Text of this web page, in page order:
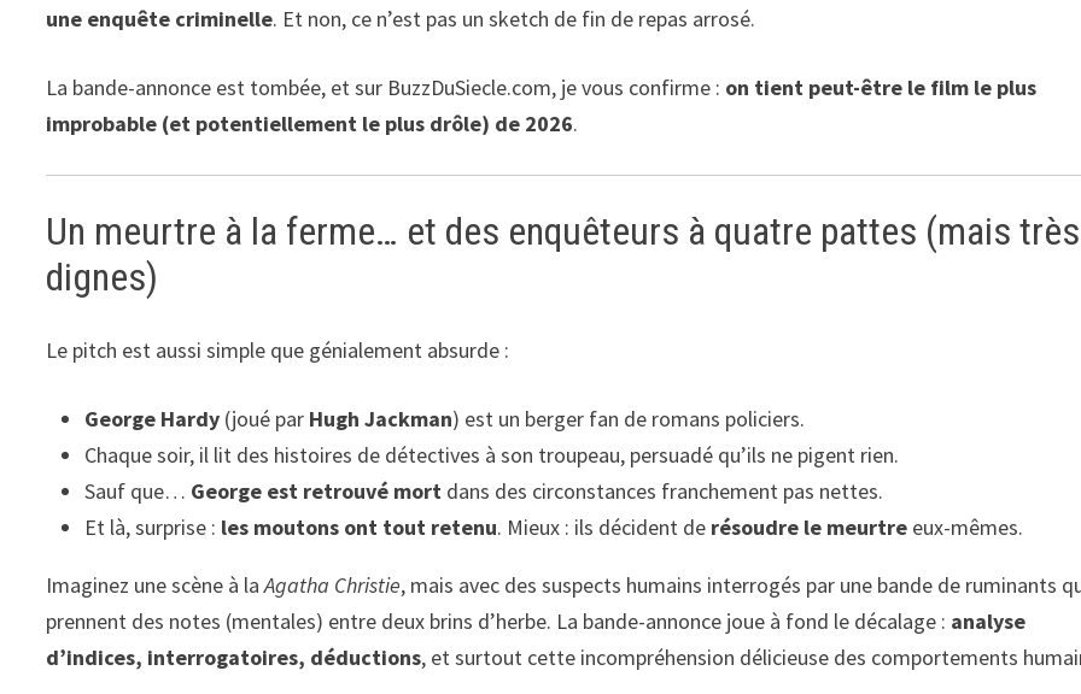
une enquête criminelle. Et non, ce n’est pas un sketch de fin de repas arrosé.
La bande-annonce est tombée, et sur BuzzDuSiecle.com, je vous confirme : on tient peut-être le film le plus
improbable (et potentiellement le plus drôle) de 2026.
Un meurtre à la ferme… et des enquêteurs à quatre pattes (mais très
dignes)
Le pitch est aussi simple que génialement absurde :
George Hardy (joué par Hugh Jackman) est un berger fan de romans policiers.
Chaque soir, il lit des histoires de détectives à son troupeau, persuadé qu’ils ne pigent rien.
Sauf que… George est retrouvé mort dans des circonstances franchement pas nettes.
Et là, surprise : les moutons ont tout retenu. Mieux : ils décident de résoudre le meurtre eux-mêmes.
Imaginez une scène à laAgatha Christie, mais avec des suspects humains interrogés par une bande de ruminants
prennent des notes (mentales) entre deux brins d’herbe. La bande-annonce joue à fond le décalage : analyse
d’indices, interrogatoires, déductions, et surtout cette incompréhension délicieuse des comportements